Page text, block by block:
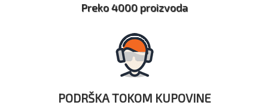
Preko 4000 proizvoda
PODRŠKA TOKOM KUPOVINE